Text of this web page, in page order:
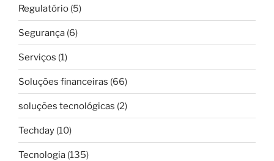
Regulatório (5)
Segurança (6)
Serviços (1)
Soluções financeiras (66)
soluções tecnológicas (2)
Techday (10)
Tecnologia (135)